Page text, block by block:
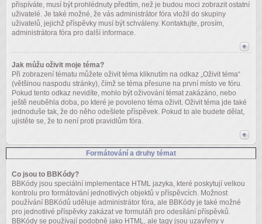
přispíváte, musí být prohlédnuty předtím, než je budou moci zobrazit ostatní
uživatelé. Je také možné, že vás administrátor fóra vložil do skupiny
uživatelů, jejichž příspěvky musí být schváleny. Kontaktujte, prosím,
administrátora fóra pro další informace.
Jak můžu oživit moje téma?
Při zobrazení tématu můžete oživit téma kliknutím na odkaz „Oživit téma“
(většinou naspodu stránky), čímž se téma přesune na první místo ve fóru.
Pokud tento odkaz nevidíte, mohlo být oživování témat zakázáno, nebo
ještě neuběhla doba, po které je povoleno téma oživit. Oživit téma jde také
jednoduše tak, že do něho odešlete příspěvek. Pokud to ale budete dělat,
ujistěte se, že to není proti pravidlům fóra.
Formátování a druhy témat
Co jsou to BBKódy?
BBKódy jsou speciální implementace HTML jazyka, které poskytují velkou
kontrolu pro formátování jednotlivých objektů v příspěvcích. Možnost
používání BBKódů uděluje administrátor fóra, ale BBKódy je také možné
pro jednotlivé příspěvky zakázat ve formuláři pro odesílání příspěvků.
BBKódy se používají podobně jako HTML, ale tagy jsou uzavřeny v